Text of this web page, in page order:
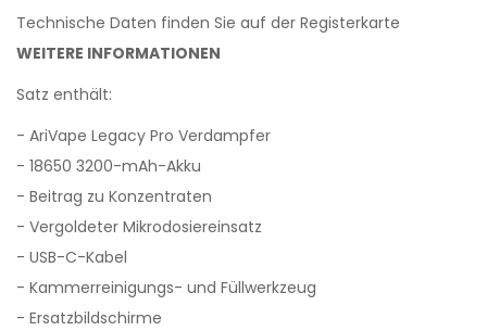
Technische Daten finden Sie auf der Registerkarte
WEITERE INFORMATIONEN
Satz enthält:
- AriVape Legacy Pro Verdampfer
- 18650 3200-mAh-Akku
- Beitrag zu Konzentraten
- Vergoldeter Mikrodosiereinsatz
- USB-C-Kabel
- Kammerreinigungs- und Füllwerkzeug
- Ersatzbildschirme